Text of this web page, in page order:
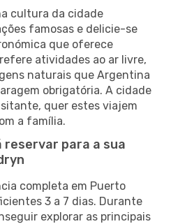
cultura da cidade
famosas e delicie-se
que oferece
atividades ao ar livre,
naturais que Argentina
obrigatória. A cidade
quer estes viajem
a família.
reservar para a sua
completa em Puerto
3 a 7 dias. Durante
explorar as principais